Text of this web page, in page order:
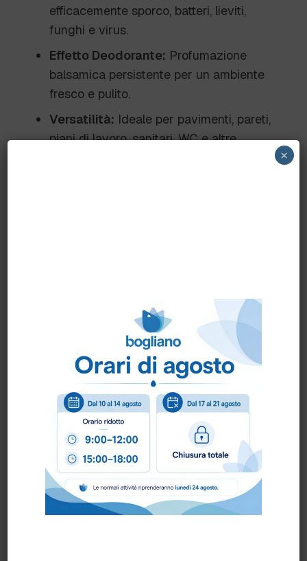
efficacemente sporco, batteri, lieviti,
funghi e virus.
Effetto Deodorante: Profumazione
balsamica persistente per un ambiente
fresco e pulito.
Versatilità: Ideale per pavimenti, pareti,
piani di lavoro, sanitari, WC e altre
Consigli d'Uso
Per la disinfezione:
Diluire al 5% (500 ml in 10 L di
acqua) per attività battericida,
lieviticida e fungicida.
Per attività virucida, diluire il
prodotto al 50% con acqua,
applicare su superfici pulite e
×